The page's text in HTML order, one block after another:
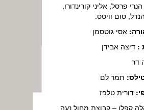
הנרי פרסל, אליני קורינדורו,
טום וויטס.
אסי גוטסמן
: דיצה אבידן
דר
תמר לם
דורית טלפז
קפלן – קבוצת מחול נעה